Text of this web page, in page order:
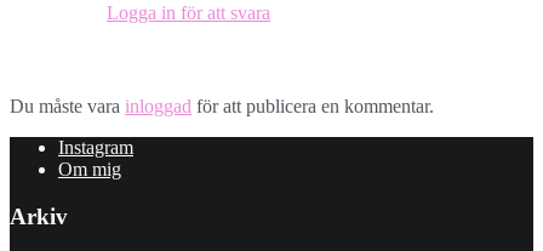
Logga in för att svara
Du måste vara inloggad för att publicera en kommentar.
Instagram
Om mig
Arkiv